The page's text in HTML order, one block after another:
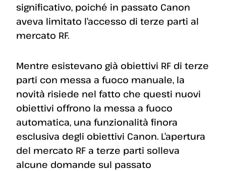
significativo, poiché in passato Canon
aveva limitato l’accesso di terze parti al
mercato RF.
Mentre esistevano già obiettivi RF di terze
parti con messa a fuoco manuale, la
novità risiede nel fatto che questi nuovi
obiettivi offrono la messa a fuoco
automatica, una funzionalità finora
esclusiva degli obiettivi Canon. L’apertura
del mercato RF a terze parti solleva
alcune domande sul passato